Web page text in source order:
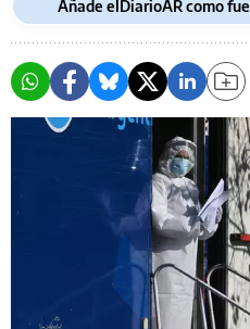
Añade elDiarioAR como